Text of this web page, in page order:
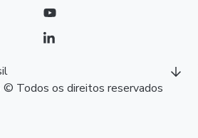
Todos os direitos reservados